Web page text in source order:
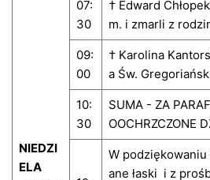
NIEDZI
ELA
07:
30
† Edward
m. i zmarli z
09:
00
† Karolina
a Św.
10:
30
SUMA - ZA
OOCHRZCZONE
W podziękowaniu
ane łaski i z